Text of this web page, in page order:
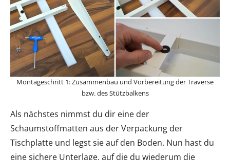
Montageschritt 1: Zusammenbau und Vorbereitung der Traverse
bzw. des Stützbalkens
Als nächstes nimmst du dir eine der
Schaumstoffmatten aus der Verpackung der
Tischplatte und legst sie auf den Boden. Nun hast du
eine sichere Unterlage, auf die du wiederum die